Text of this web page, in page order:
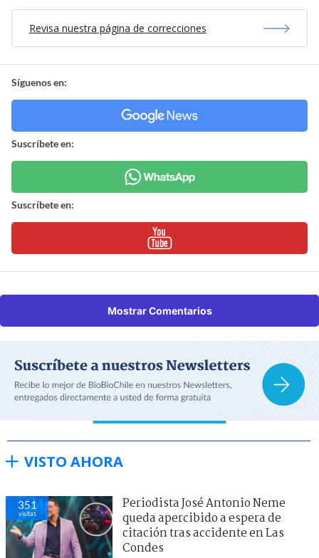
Revisa nuestra página de correcciones
Síguenos en:
Suscríbete en:
Suscríbete en:
Mostrar Comentarios
VISTO AHORA
351
visitas
Periodista José Antonio Neme
queda apercibido a espera de
citación tras accidente en Las
Condes